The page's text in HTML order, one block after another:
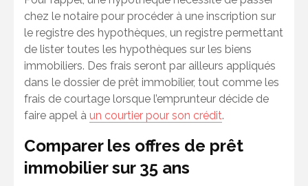
chez le notaire pour procéder à une inscription sur
le registre des hypothèques, un registre permettant
de lister toutes les hypothèques sur les biens
immobiliers. Des frais seront par ailleurs appliqués
dans le dossier de prêt immobilier, tout comme les
frais de courtage lorsque l’emprunteur décide de
faire appel à un courtier pour son crédit.
Comparer les offres de prêt
immobilier sur 35 ans